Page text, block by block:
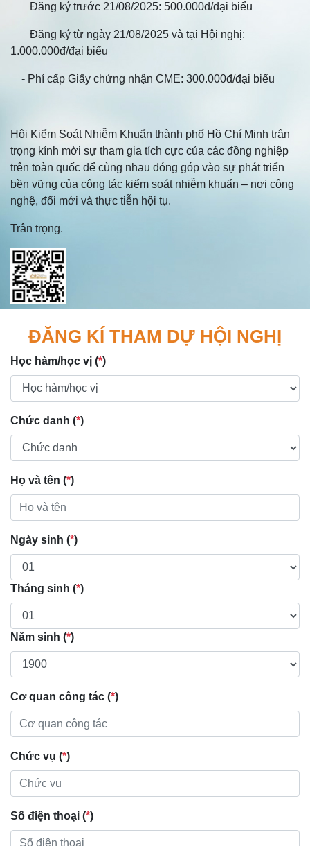
Đăng ký trước 21/08/2025: 500.000đ/đại biểu
Đăng ký từ ngày 21/08/2025 và tại Hội nghị:
1.000.000đ/đại biểu
- Phí cấp Giấy chứng nhận CME: 300.000đ/đại biểu
Hội Kiểm Soát Nhiễm Khuẩn thành phố Hồ Chí Minh trân
trọng kính mời sự tham gia tích cực của các đồng nghiệp
trên toàn quốc để cùng nhau đóng góp vào sự phát triển
bền vững của công tác kiểm soát nhiễm khuẩn – nơi công
nghệ, đổi mới và thực tiễn hội tụ.
Trân trọng.
ĐĂNG KÍ THAM DỰ HỘI NGHỊ
Học hàm/học vị (*)
Chức danh (*)
Họ và tên (*)
Ngày sinh (*)
Tháng sinh (*)
Năm sinh (*)
Cơ quan công tác (*)
Chức vụ (*)
Số điện thoại (*)